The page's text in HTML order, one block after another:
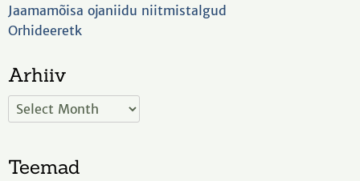
Jaamamõisa ojaniidu niitmistalgud
Orhideeretk
Arhiiv
Teemad